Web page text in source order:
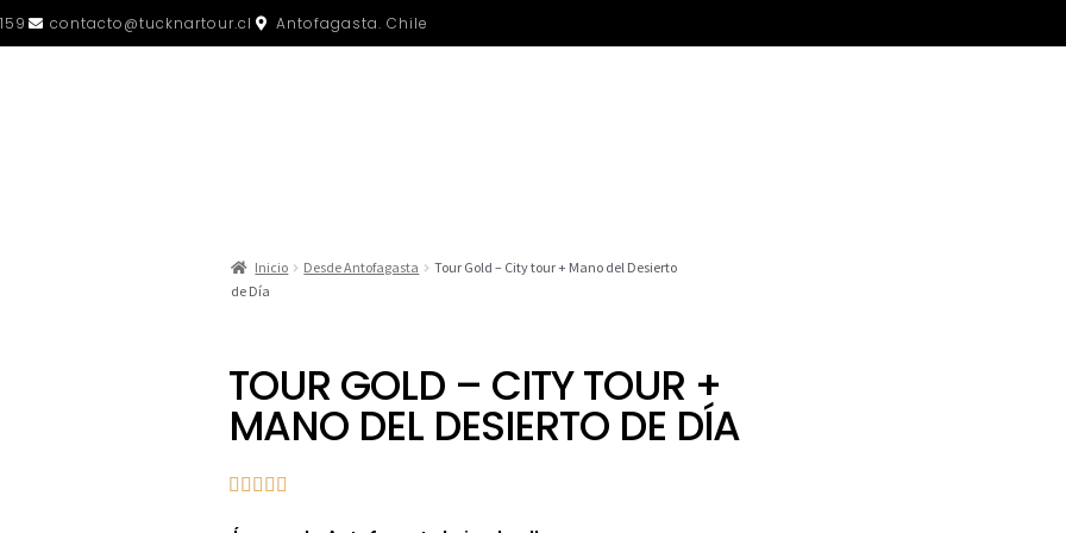
contacto@tucknartour.cl Antofagasta. Chile
Inicio Desde Antofagasta
Tour Gold – City tour + Mano del Desierto
de Día
TOUR GOLD – CITY TOUR +
MANO DEL DESIERTO DE DÍA
    